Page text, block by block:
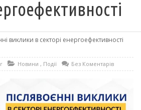
виклики в секторі енергоефективності
Новини , Події Без Коментарів